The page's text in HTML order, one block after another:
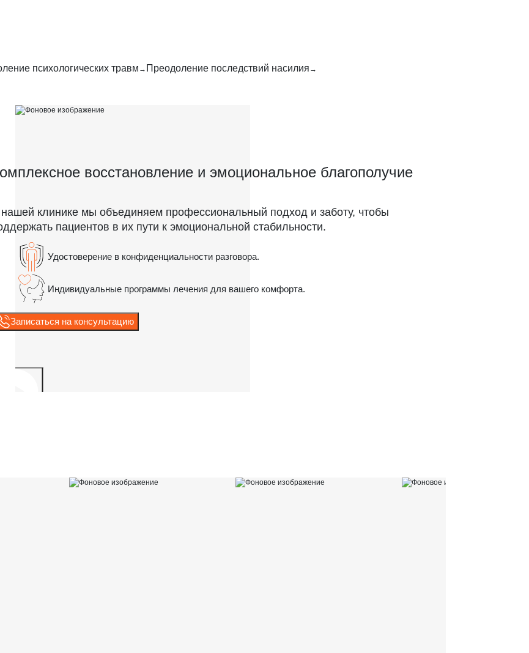
психологических травм
Преодоление последствий насилия
восстановление и эмоциональное благополучие
клинике мы объединяем профессиональный подход и заботу, чтобы
пациентов в их пути к эмоциональной стабильности.
Удостоверение в конфиденциальности разговора.
Индивидуальные программы лечения для вашего комфорта.
Записаться на консультацию